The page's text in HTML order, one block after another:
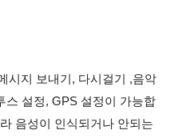
시지 보내기, 다시걸기 ,음악
스 설정, GPS 설정이 가능합
음성이 인식되거나 안되는